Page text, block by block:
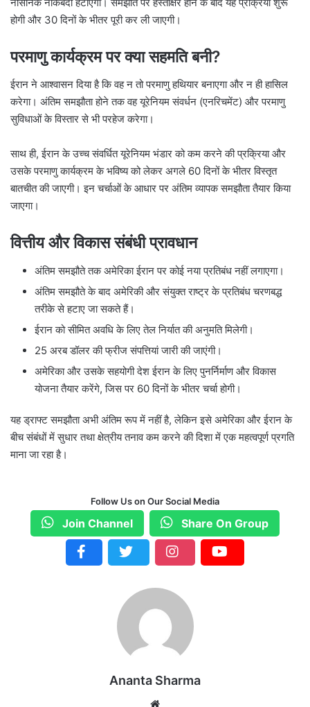
होगी और 30 दिनों के भीतर पूरी कर ली जाएगी।
परमाणु कार्यक्रम पर क्या सहमति बनी?
ईरान ने आश्वासन दिया है कि वह न तो परमाणु हथियार बनाएगा और न ही हासिल
करेगा। अंतिम समझौता होने तक वह यूरेनियम संवर्धन (एनरिचमेंट) और परमाणु
सुविधाओं के विस्तार से भी परहेज करेगा।
साथ ही, ईरान के उच्च संवर्धित यूरेनियम भंडार को कम करने की प्रक्रिया और
उसके परमाणु कार्यक्रम के भविष्य को लेकर अगले 60 दिनों के भीतर विस्तृत
बातचीत की जाएगी। इन चर्चाओं के आधार पर अंतिम व्यापक समझौता तैयार किया
जाएगा।
वित्तीय और विकास संबंधी प्रावधान
अंतिम समझौते तक अमेरिका ईरान पर कोई नया प्रतिबंध नहीं लगाएगा।
अंतिम समझौते के बाद अमेरिकी और संयुक्त राष्ट्र के प्रतिबंध चरणबद्ध
तरीके से हटाए जा सकते हैं।
ईरान को सीमित अवधि के लिए तेल निर्यात की अनुमति मिलेगी।
25 अरब डॉलर की फ्रीज संपत्तियां जारी की जाएंगी।
अमेरिका और उसके सहयोगी देश ईरान के लिए पुनर्निर्माण और विकास
योजना तैयार करेंगे, जिस पर 60 दिनों के भीतर चर्चा होगी।
यह ड्राफ्ट समझौता अभी अंतिम रूप में नहीं है, लेकिन इसे अमेरिका और ईरान के
बीच संबंधों में सुधार तथा क्षेत्रीय तनाव कम करने की दिशा में एक महत्वपूर्ण प्रगति
माना जा रहा है।
Follow Us on Our Social Media
Join Channel Share On Group
Ananta Sharma